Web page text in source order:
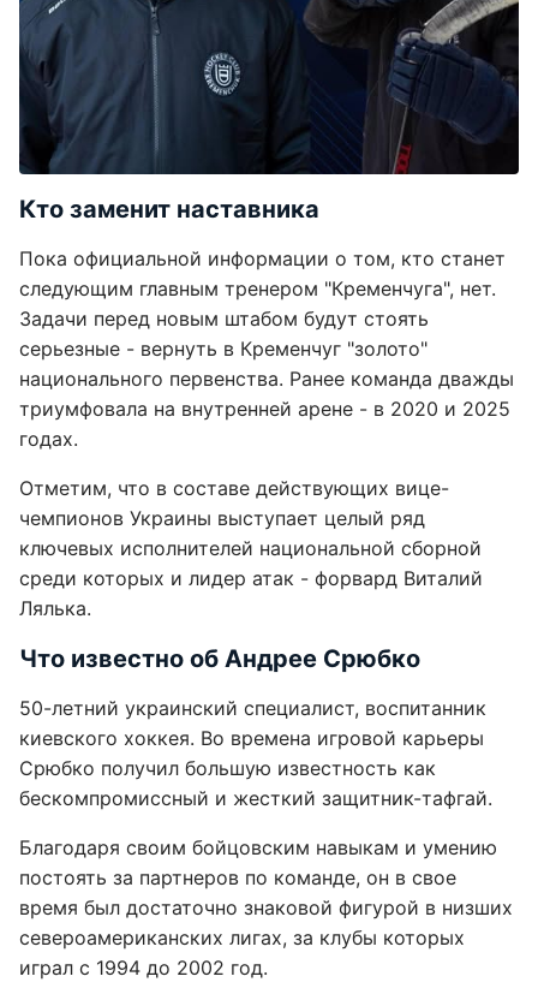
Кто заменит наставника
Пока официальной информации о том, кто станет
следующим главным тренером "Кременчуга", нет.
Задачи перед новым штабом будут стоять
серьезные - вернуть в Кременчуг "золото"
национального первенства. Ранее команда дважды
триумфовала на внутренней арене - в 2020 и 2025
годах.
Отметим, что в составе действующих вице-
чемпионов Украины выступает целый ряд
ключевых исполнителей национальной сборной
среди которых и лидер атак - форвард Виталий
Лялька.
Что известно об Андрее Срюбко
50-летний украинский специалист, воспитанник
киевского хоккея. Во времена игровой карьеры
Срюбко получил большую известность как
бескомпромиссный и жесткий защитник-тафгай.
Благодаря своим бойцовским навыкам и умению
постоять за партнеров по команде, он в свое
время был достаточно знаковой фигурой в низших
североамериканских лигах, за клубы которых
играл с 1994 до 2002 год.